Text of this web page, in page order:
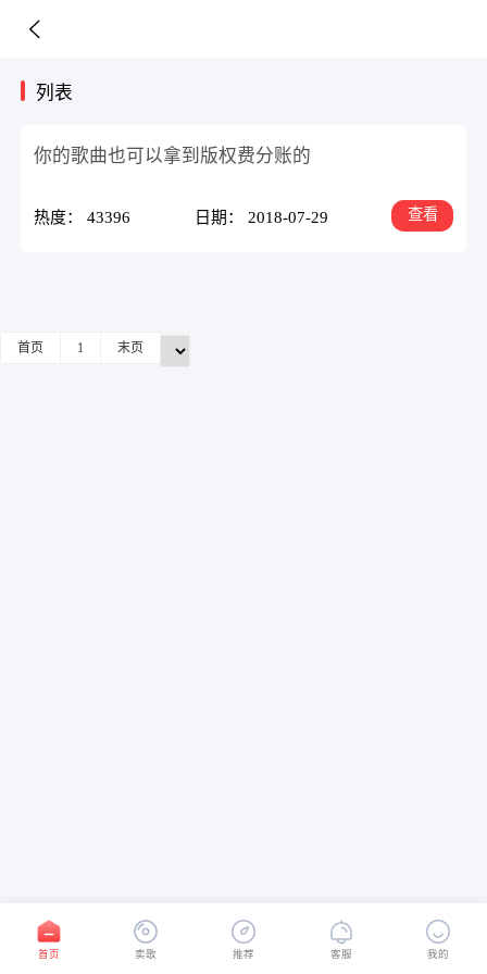
列表
你的歌曲也可以拿到版权费分账的
热度： 43396 日期： 2018-07-29 查看
首页 1 末页
首页 卖歌 推荐 客服 我的